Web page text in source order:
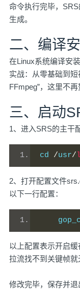
命令执行完毕，
生成。
二、编译
在Linux系统编译安
实战：从零基础到
FFmpeg”，这里不再
三、启动
1、进入SRS的主干
cd /usr/
2、打开配置文件
以下一行配置：
以上配置表示开启
拉流找不到关键帧就
修改完毕，保存并退